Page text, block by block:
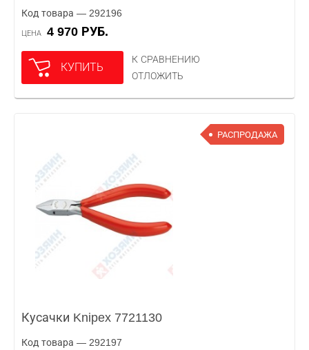
Код товара — 292196
ЦЕНА 4 970 РУБ.
КУПИТЬ
К СРАВНЕНИЮ
ОТЛОЖИТЬ
РАСПРОДАЖА
Кусачки Knipex 7721130
Код товара — 292197